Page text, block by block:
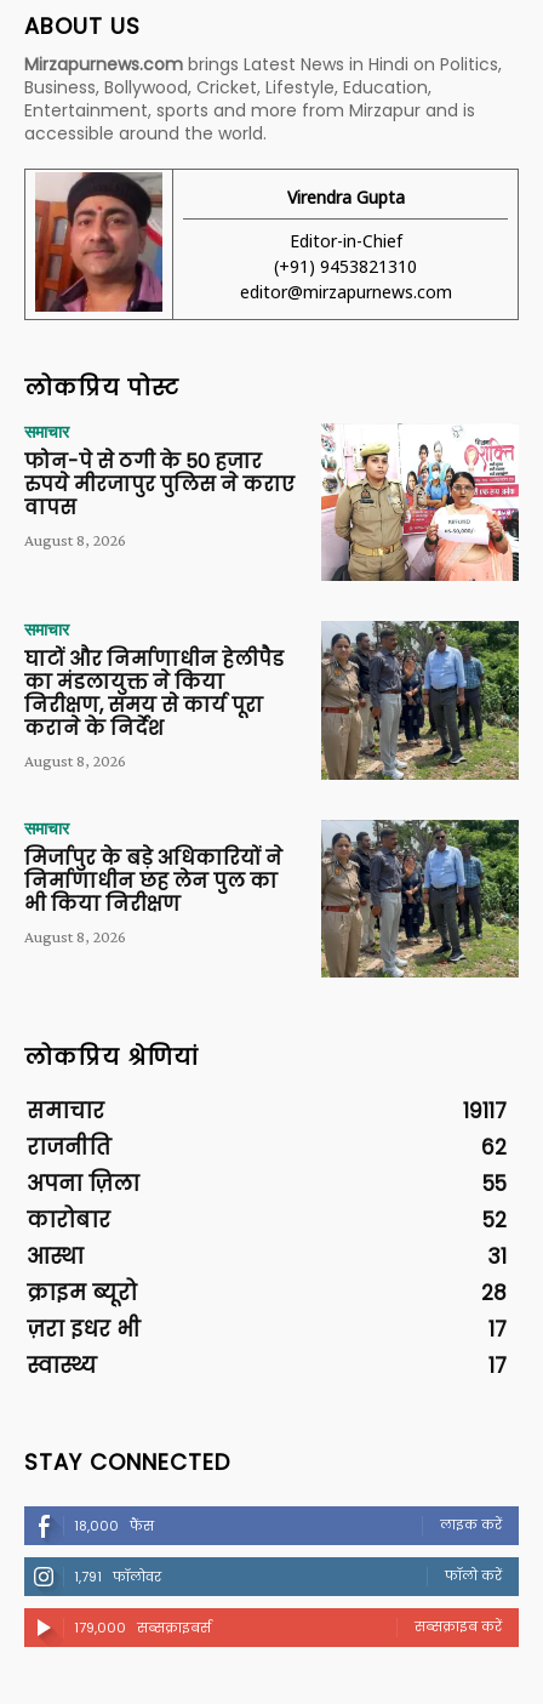
ABOUT US
Mirzapurnews.com brings Latest News in Hindi on Politics,
Business, Bollywood, Cricket, Lifestyle, Education,
Entertainment, sports and more from Mirzapur and is
accessible around the world.
Virendra Gupta
Editor-in-Chief
(+91) 9453821310
editor@mirzapurnews.com
लोकप्रिय पोस्ट
समाचार
फोन-पे से ठगी के 50 हजार
रुपये मीरजापुर पुलिस ने कराए
वापस
August 8, 2026
समाचार
घाटों और निर्माणाधीन हेलीपैड
का मंडलायुक्त ने किया
निरीक्षण, समय से कार्य पूरा
कराने के निर्देश
August 8, 2026
समाचार
मिर्जापुर के बड़े अधिकारियों ने
निर्माणाधीन छह लेन पुल का
भी किया निरीक्षण
August 8, 2026
लोकप्रिय श्रेणियां
समाचार
19117
राजनीति
62
अपना ज़िला
55
कारोबार
52
आस्था
31
क्राइम ब्यूरो
28
ज़रा इधर भी
17
स्वास्थ्य
17
STAY CONNECTED
18,000 फैंस लाइक करें
1,791 फॉलोवर फॉलो करें
179,000 सब्सक्राइबर्स सब्सक्राइब करें